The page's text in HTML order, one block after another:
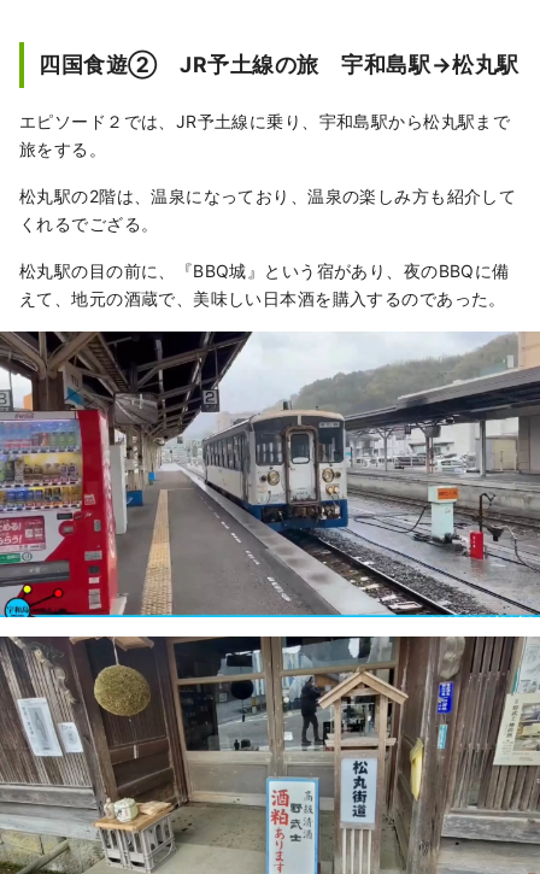
四国食遊② JR予土線の旅 宇和島駅→松丸駅
エピソード２では、JR予土線に乗り、宇和島駅から松丸駅まで
旅をする。
松丸駅の2階は、温泉になっており、温泉の楽しみ方も紹介して
くれるでござる。
松丸駅の目の前に、『BBQ城』という宿があり、夜のBBQに備
えて、地元の酒蔵で、美味しい日本酒を購入するのであった。